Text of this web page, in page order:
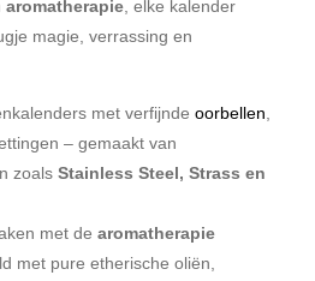
aromatherapie, elke kalender
magie, verrassing en
met verfijnde oorbellen
– gemaakt van
zoals Stainless Steel, Strass en
met de aromatherapie
met pure etherische oliën,